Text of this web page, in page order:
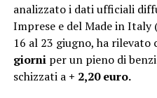
analizzato i dati ufficiali
Imprese e del Made in
16 al 23 giugno, ha rilevato
giorniper un pieno di
schizzati a + 2,20 euro.